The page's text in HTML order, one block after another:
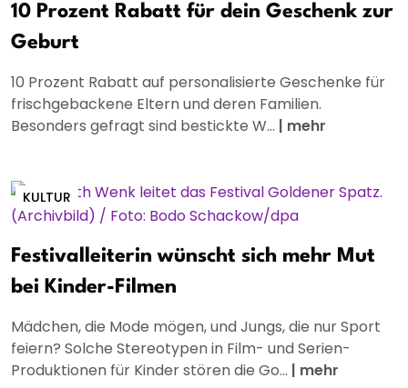
10 Prozent Rabatt für dein Geschenk zur
Geburt
10 Prozent Rabatt auf personalisierte Geschenke für
frischgebackene Eltern und deren Familien.
Besonders gefragt sind bestickte W... | mehr
KULTUR
Festivalleiterin wünscht sich mehr Mut
bei Kinder-Filmen
Mädchen, die Mode mögen, und Jungs, die nur Sport
feiern? Solche Stereotypen in Film- und Serien-
Produktionen für Kinder stören die Go... | mehr